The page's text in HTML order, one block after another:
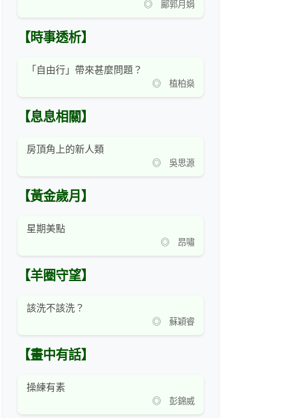
◎ 鄺郭月娟
【時事透析】
「自由行」帶來甚麼問題？
◎ 植柏燊
【息息相關】
房頂角上的新人類
◎ 吳思源
【黃金歲月】
星期美點
◎ 昂嘯
【羊圈守望】
該洗不該洗？
◎ 蘇穎睿
【畫中有話】
操練有素
◎ 彭錦威